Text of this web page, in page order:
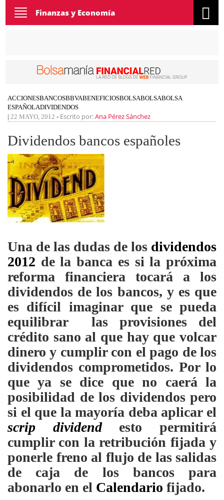
Toggle
navigation
Finanzas y Economía
ACCIONESBANCOSBBVABENEFICIOSBOLSABOLSABOLSA
ESPAÑOLADIVIDENDOS
| 22 MAYO, 2012 - Escrito por:Ana Pérez Sánchez
Dividendos bancos españoles
Una de las dudas de los dividendos
2012 de la banca es si la próxima
reforma financiera tocará a los
dividendos de los bancos, y es que
es difícil imaginar que se pueda
equilibrar las provisiones del
crédito sano al que hay que volcar
dinero y cumplir con el pago de los
dividendos comprometidos. Por lo
que ya se dice que no caerá la
posibilidad de los dividendos pero
si el que la mayoría deba aplicar el
scrip dividend
esto permitirá
cumplir con la retribución fijada y
ponerle freno al flujo de las salidas
de caja de los bancos para
abonarlo en el Calendario fijado.